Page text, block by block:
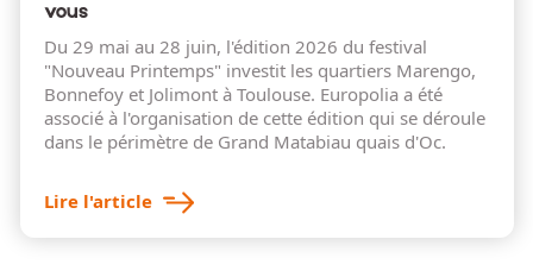
vous
Du 29 mai au 28 juin, l'édition 2026 du festival
"Nouveau Printemps" investit les quartiers Marengo,
Bonnefoy et Jolimont à Toulouse. Europolia a été
associé à l'organisation de cette édition qui se déroule
dans le périmètre de Grand Matabiau quais d'Oc.
Lire l'article